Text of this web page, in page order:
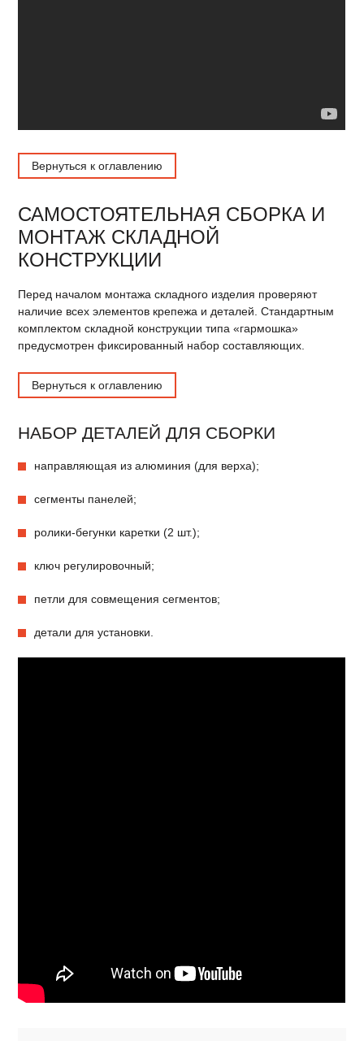
Вернуться к оглавлению
САМОСТОЯТЕЛЬНАЯ СБОРКА И
МОНТАЖ СКЛАДНОЙ
КОНСТРУКЦИИ
Перед началом монтажа складного изделия проверяют
наличие всех элементов крепежа и деталей. Стандартным
комплектом складной конструкции типа «гармошка»
предусмотрен фиксированный набор составляющих.
Вернуться к оглавлению
НАБОР ДЕТАЛЕЙ ДЛЯ СБОРКИ
направляющая из алюминия (для верха);
сегменты панелей;
ролики-бегунки каретки (2 шт.);
ключ регулировочный;
петли для совмещения сегментов;
детали для установки.